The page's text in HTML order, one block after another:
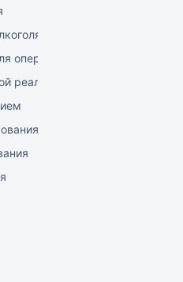
операций с алкоголем
реализации алкоголя
стоп-листа